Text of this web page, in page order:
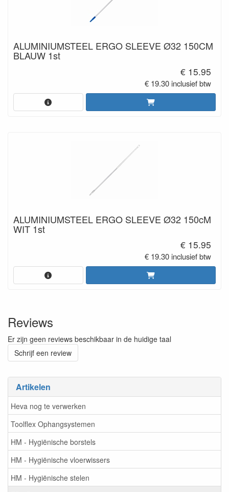
Artikelen
Heva nog te verwerken
Toolflex Ophangsystemen
HM - Hygiënische borstels
HM - Hygiënische vloerwissers
HM - Hygiënische stelen
ALUMINIUMSTEEL ERGO SLEEVE Ø32 150CM
BLAUW 1st
€ 15.95
€ 19.30 inclusief btw
ALUMINIUMSTEEL ERGO SLEEVE Ø32 150cM
WIT 1st
€ 15.95
€ 19.30 inclusief btw
Reviews
Er zijn geen reviews beschikbaar in de huidige taal
Schrijf een review